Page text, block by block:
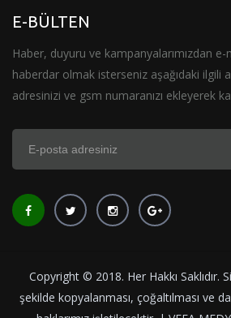
E-BÜLTEN
Haber, duyuru ve kampanyalarımızdan e-
haberdar olmak isterseniz aşağıdaki ilgili
adresinizi ve gsm numaranızı ekleyerek
Copyright © 2018. Her Hakkı Saklıdır.
şekilde kopyalanması, çoğaltılması ve